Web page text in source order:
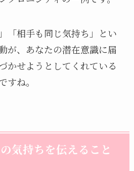
「相手も同じ気持ち」とい
が、あなたの潜在意識に届
かせようとしてくれている
すね。
気持ちを伝えること